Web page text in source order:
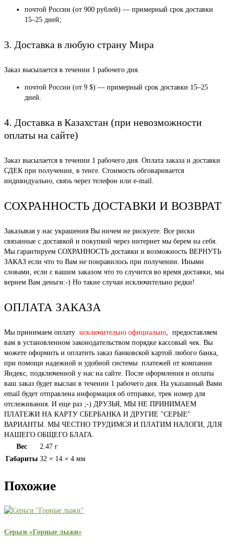
почтой России (от 900 рублей) — примерный срок доставки
15–25 дней;
3. Доставка в любую страну Мира
Заказ высылается в течении 1 рабочего дня.
почтой России (от 9 $) — примерный срок доставки 15–25
дней.
4. Доставка в Казахстан (при невозможности
оплаты на сайте)
Заказ высылается в течении 1 рабочего дня. Оплата заказа и доставки
СДЕК при получении, в тенге. Стоимость обговаривается
индивидуально, связь через телефон или e-mail.
СОХРАННОСТЬ ДОСТАВКИ И ВОЗВРАТ
Заказывая у нас украшения Вы ничем не рискуете. Все риски
связанные с доставкой и покупкой через интернет мы берем на себя.
Мы гарантируем СОХРАННОСТЬ доставки и возможность ВЕРНУТЬ
ЗАКАЗ если что то Вам не понравилось при получении. Иными
словами, если с вашим заказом что то случится во время доставки, мы
вернем Вам деньги:-) Но такие случаи исключительно редки!
ОПЛАТА ЗАКАЗА
Мы принимаем оплату исключительно официально, предоставляем
вам в установленном законодательством порядке кассовый чек. Вы
можете оформить и оплатить заказ банковской картой любого банка,
при помощи надежной и удобной системы платежей от компании
Яндекс, подключенной у нас на сайте. После оформления и оплаты
ваш заказ будет выслан в течении 1 рабочего дня. На указанный Вами
email будет отправлена информация об отправке, трек номер для
отслеживания. И еще раз ;-) ДРУЗЬЯ, МЫ НЕ ПРИНИМАЕМ
ПЛАТЕЖИ НА КАРТУ СБЕРБАНКА И ДРУГИЕ "СЕРЫЕ"
ВАРИАНТЫ. МЫ ЧЕСТНО ТРУДИМСЯ И ПЛАТИМ НАЛОГИ, ДЛЯ
НАШЕГО ОБЩЕГО БЛАГА.
Вес
2.47 г
Габариты 32 × 14 × 4 мм
Похожие
Серьги «Горные лыжи»